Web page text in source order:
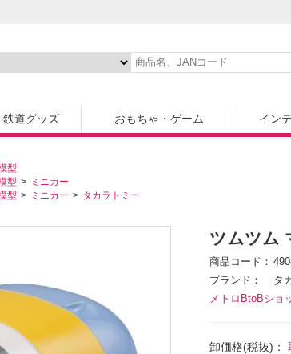
鉄道グッズ おもちゃ・ゲーム イン
型
型
ミニカー
型 ミニカー タカラトミー
ツムツム
商品コード
ブランド
タ
メトロBtoBショ
卸価格(税抜)：